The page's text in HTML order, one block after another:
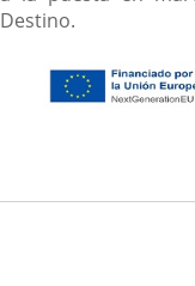
Destino.